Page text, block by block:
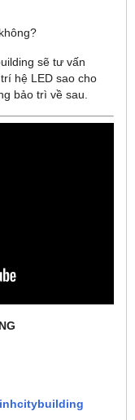
sẽ tư vấn
hệ LED sao cho
bảo trì về sau.